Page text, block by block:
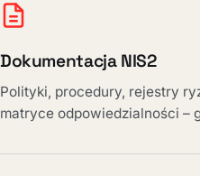
Dokumentacja NIS2
Polityki, procedury, rejestry
matryce odpowiedzialności –